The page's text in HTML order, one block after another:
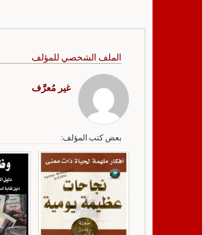
الملف الشخصي للمؤلف
غير مُعرَّف
بعض كتب المؤلف: